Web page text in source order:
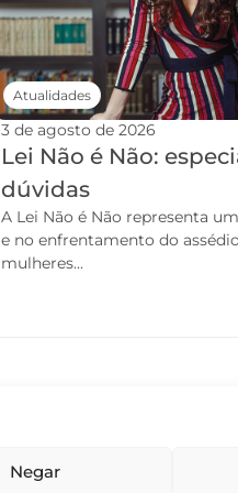
Negar
3 de agosto de 2026
Lei Não é Não:
dúvidas
A Lei Não é Não representa
e no enfrentamento do
mulheres...
Atualidades